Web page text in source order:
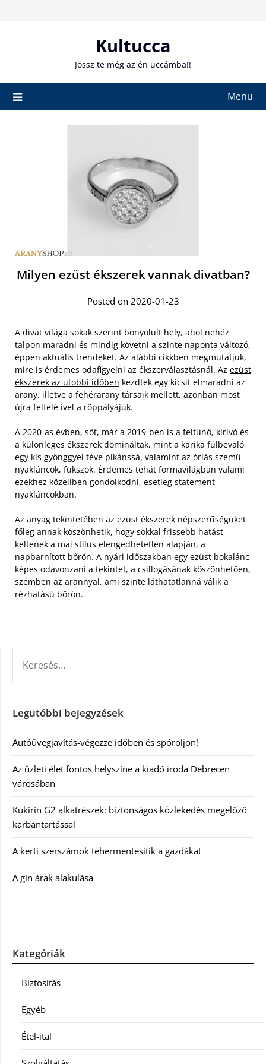
Kultucca
Jössz te még az én uccámba!!
Menu
Milyen ezüst ékszerek vannak divatban?
Posted on 2020-01-23
A divat világa sokak szerint bonyolult hely, ahol nehéz
talpon maradni és mindig követni a szinte naponta változó,
éppen aktuális trendeket. Az alábbi cikkben megmutatjuk,
mire is érdemes odafigyelni az ékszerválasztásnál. Az ezüst
ékszerek az utóbbi időben kezdtek egy kicsit elmaradni az
arany, illetve a fehérarany társaik mellett, azonban most
újra felfelé ível a röppályájuk.
A 2020-as évben, sőt, már a 2019-ben is a feltűnő, kirívó és
a különleges ékszerek domináltak, mint a karika fülbevaló
egy kis gyönggyel téve pikánssá, valamint az óriás szemű
nyakláncok, fukszok. Érdemes tehát formavilágban valami
ezekhez közeliben gondolkodni, esetleg statement
nyakláncokban.
Az anyag tekintetében az ezüst ékszerek népszerűségüket
főleg annak köszönhetik, hogy sokkal frissebb hatást
keltenek a mai stílus elengedhetetlen alapján, a
napbarnított bőrön. A nyári időszakban egy ezüst bokalánc
képes odavonzani a tekintet, a csillogásának köszönhetően,
szemben az arannyal, ami szinte láthatatlanná válik a
rézhatású bőrön.
Legutóbbi bejegyzések
Autóüvegjavítás-végezze időben és spóroljon!
Az üzleti élet fontos helyszíne a kiadó iroda Debrecen
városában
Kukirin G2 alkatrészek: biztonságos közlekedés megelőző
karbantartással
A kerti szerszámok tehermentesítik a gazdákat
A gin árak alakulása
Kategóriák
Biztosítás
Egyéb
Étel-ital